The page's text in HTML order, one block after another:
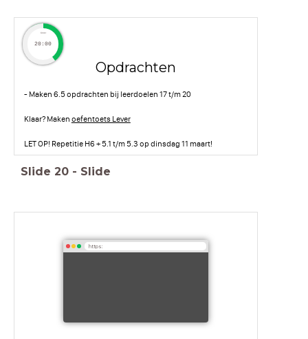
Opdrachten
- Maken 6.5 opdrachten bij leerdoelen 17 t/m 20
Klaar? Maken oefentoets Lever
LET OP! Repetitie H6 + 5.1 t/m 5.3 op dinsdag 11 maart!
timer
20:00
Slide 20 - Slide
https: